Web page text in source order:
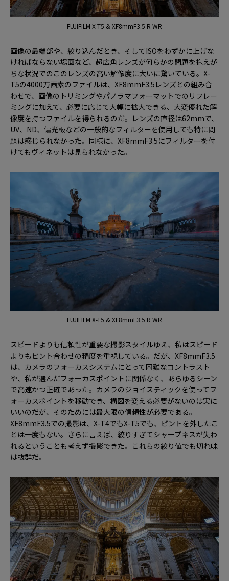
FUJIFILM X-T5 & XF8mmF3.5 R WR
画像の最端部や、絞り込んだとき、そしてISOをわずかに上げな
ければならない場面など、超広角レンズが何らかの問題を抱えが
ちな状況でのこのレンズの高い解像度に大いに驚いている。X-
T5の4000万画素のファイルは、XF8mmF3.5レンズとの組み合
わせで、画像のトリミングやパノラマフォーマットでのリフレー
ミングに加えて、必要に応じて大幅に拡大できる、大変優れた解
像度を持つファイルを得られるのだ。レンズの直径は62mmで、
UV、ND、偏光板などの一般的なフィルターを使用しても特に問
題は感じられなかった。同様に、XF8mmF3.5にフィルターを付
けてもヴィネットは見られなかった。
FUJIFILM X-T5 & XF8mmF3.5 R WR
スピードよりも信頼性が重要な撮影スタイルゆえ、私はスピード
よりもピント合わせの精度を重視している。だが、XF8mmF3.5
は、カメラのフォーカスシステムにとって困難なコントラスト
や、私が選んだフォーカスポイントに関係なく、あらゆるシーン
で高速かつ正確であった。カメラのジョイスティックを使ってフ
ォーカスポイントを移動でき、構図を変える必要がないのは実に
いいのだが、そのためには最大限の信頼性が必要である。
XF8mmF3.5での撮影は、X-T4でもX-T5でも、ピントを外したこ
とは一度もない。さらに言えば、絞りすぎてシャープネスが失わ
れるということも考えず撮影できた。これらの絞り値でも切れ味
は抜群だ。